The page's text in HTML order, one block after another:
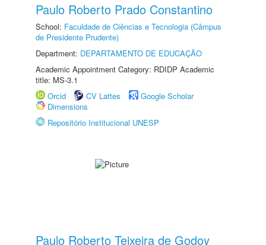
Paulo Roberto Prado Constantino
School: Faculdade de Ciências e Tecnologia (Câmpus
de Presidente Prudente)
Department: DEPARTAMENTO DE EDUCAÇÃO
Academic Appointment Category: RDIDP Academic
title: MS-3.1
Orcid
CV Lattes
Google Scholar
Dimensions
Repositório Institucional UNESP
Paulo Roberto Teixeira de Godoy